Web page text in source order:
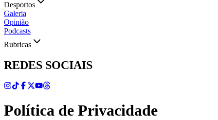
Desportos
Galeria
Opinião
Podcasts
Rubricas
REDES SOCIAIS
Política de Privacidade